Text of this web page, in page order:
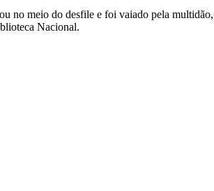
no meio do desfile e foi vaiado pela
Nacional.